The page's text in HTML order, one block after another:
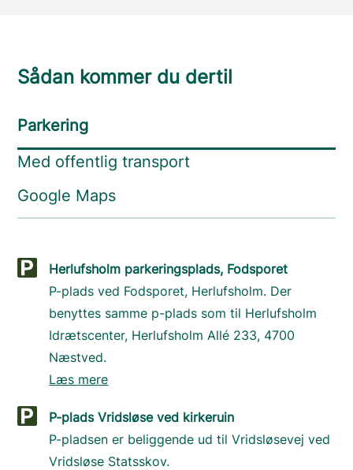
Sådan kommer du dertil
Parkering
Med offentlig transport
Google Maps
Herlufsholm parkeringsplads, Fodsporet
P-plads ved Fodsporet, Herlufsholm. Der
benyttes samme p-plads som til Herlufsholm
Idrætscenter, Herlufsholm Allé 233, 4700
Næstved.
Læs mere
P-plads Vridsløse ved kirkeruin
P-pladsen er beliggende ud til Vridsløsevej ved
Vridsløse Statsskov.